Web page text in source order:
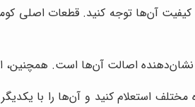
آن‌ها توجه کنید. قطعات اصلی
اصالت آن‌ها است. همچنین،
استعلام کنید و آن‌ها را با